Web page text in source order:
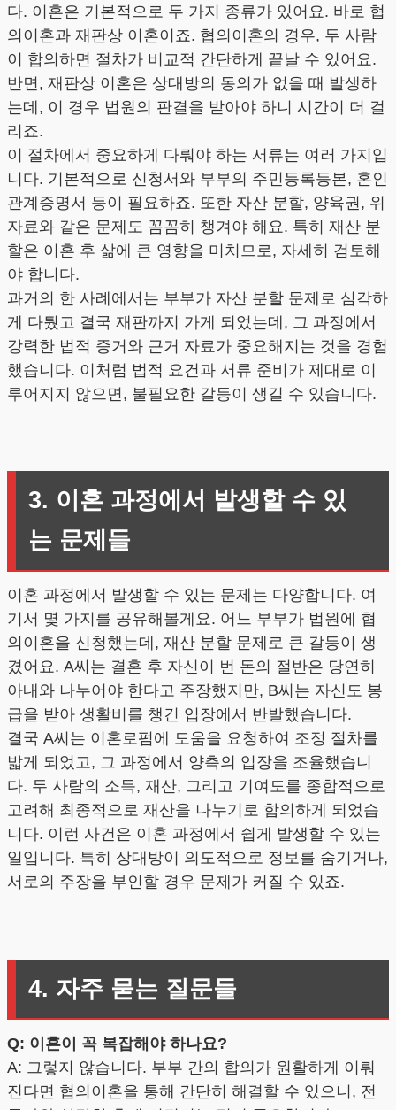
다. 이혼은 기본적으로 두 가지 종류가 있어요. 바로 협
의이혼과 재판상 이혼이죠. 협의이혼의 경우, 두 사람
이 합의하면 절차가 비교적 간단하게 끝날 수 있어요.
반면, 재판상 이혼은 상대방의 동의가 없을 때 발생하
는데, 이 경우 법원의 판결을 받아야 하니 시간이 더 걸
리죠.
이 절차에서 중요하게 다뤄야 하는 서류는 여러 가지입
니다. 기본적으로 신청서와 부부의 주민등록등본, 혼인
관계증명서 등이 필요하죠. 또한 자산 분할, 양육권, 위
자료와 같은 문제도 꼼꼼히 챙겨야 해요. 특히 재산 분
할은 이혼 후 삶에 큰 영향을 미치므로, 자세히 검토해
야 합니다.
과거의 한 사례에서는 부부가 자산 분할 문제로 심각하
게 다퉜고 결국 재판까지 가게 되었는데, 그 과정에서
강력한 법적 증거와 근거 자료가 중요해지는 것을 경험
했습니다. 이처럼 법적 요건과 서류 준비가 제대로 이
루어지지 않으면, 불필요한 갈등이 생길 수 있습니다.
3. 이혼 과정에서 발생할 수 있
는 문제들
이혼 과정에서 발생할 수 있는 문제는 다양합니다. 여
기서 몇 가지를 공유해볼게요. 어느 부부가 법원에 협
의이혼을 신청했는데, 재산 분할 문제로 큰 갈등이 생
겼어요. A씨는 결혼 후 자신이 번 돈의 절반은 당연히
아내와 나누어야 한다고 주장했지만, B씨는 자신도 봉
급을 받아 생활비를 챙긴 입장에서 반발했습니다.
결국 A씨는 이혼로펌에 도움을 요청하여 조정 절차를
밟게 되었고, 그 과정에서 양측의 입장을 조율했습니
다. 두 사람의 소득, 재산, 그리고 기여도를 종합적으로
고려해 최종적으로 재산을 나누기로 합의하게 되었습
니다. 이런 사건은 이혼 과정에서 쉽게 발생할 수 있는
일입니다. 특히 상대방이 의도적으로 정보를 숨기거나,
서로의 주장을 부인할 경우 문제가 커질 수 있죠.
4. 자주 묻는 질문들
Q: 이혼이 꼭 복잡해야 하나요?
A: 그렇지 않습니다. 부부 간의 합의가 원활하게 이뤄
진다면 협의이혼을 통해 간단히 해결할 수 있으니, 전